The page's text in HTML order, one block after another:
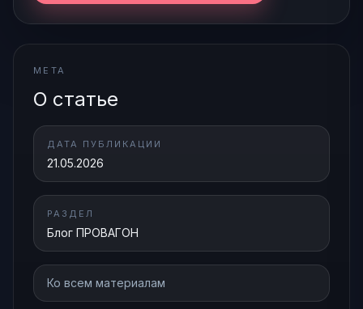
META
О статье
ДАТА ПУБЛИКАЦИИ
21.05.2026
РАЗДЕЛ
Блог ПРОВАГОН
Ко всем материалам